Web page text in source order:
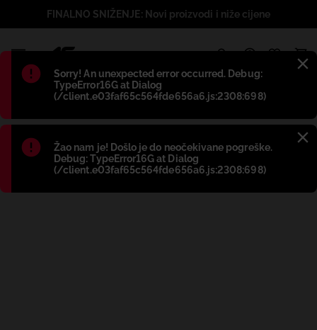
Błąd:
Sorry! An unexpected error occurred. Debug:
TypeError16G at Dialog
(/client.e03faf65c564fde656a6.js:2308:698)
Błąd:
Žao nam je! Došlo je do neočekivane pogreške.
Debug: TypeError16G at Dialog
(/client.e03faf65c564fde656a6.js:2308:698)
FINALNO SNIŽENJE: Novi proizvodi i niže cijene